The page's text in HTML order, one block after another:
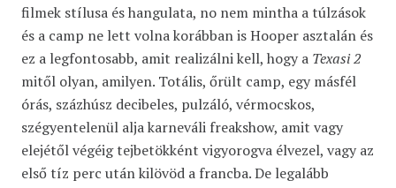
filmek stílusa és hangulata, no nem mintha a túlzások
és a camp ne lett volna korábban is Hooper asztalán és
ez a legfontosabb, amit realizálni kell, hogy a Texasi 2
mitől olyan, amilyen. Totális, őrült camp, egy másfél
órás, százhúsz decibeles, pulzáló, vérmocskos,
szégyentelenül alja karneváli freakshow, amit vagy
elejétől végéig tejbetökként vigyorogva élvezel, vagy az
első tíz perc után kilövöd a francba. De legalább